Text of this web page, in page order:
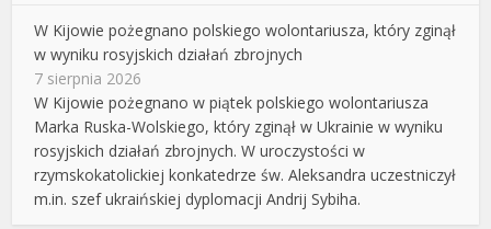
W Kijowie pożegnano polskiego wolontariusza, który zginął
w wyniku rosyjskich działań zbrojnych
7 sierpnia 2026
W Kijowie pożegnano w piątek polskiego wolontariusza
Marka Ruska-Wolskiego, który zginął w Ukrainie w wyniku
rosyjskich działań zbrojnych. W uroczystości w
rzymskokatolickiej konkatedrze św. Aleksandra uczestniczył
m.in. szef ukraińskiej dyplomacji Andrij Sybiha.